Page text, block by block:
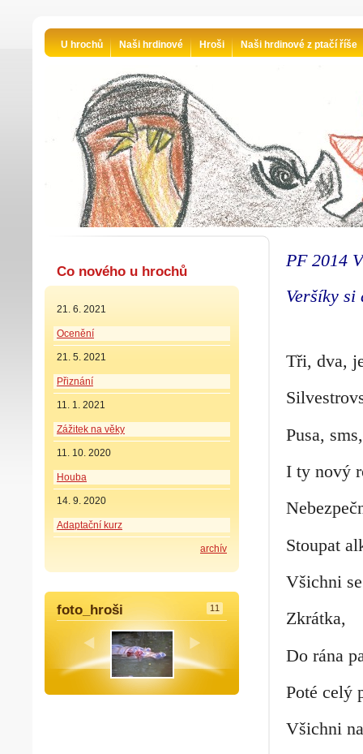
PF 2014
Veršíky si
Tři, dva,
Pusa,
I ty nový
Stoupat
Všichni
Zkrátka,
Do rána
Poté celý
Všichni
Co nového u hrochů
21. 6. 2021
Ocenění
21. 5. 2021
Přiznání
11. 1. 2021
Zážitek na věky
11. 10. 2020
Houba
14. 9. 2020
Adaptační kurz
archív
foto_hroši 11
U hrochů Naši hrdinové Hroši Naši hrdinové z ptačí říše